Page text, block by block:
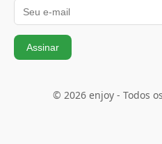
Assinar
© 2026 enjoy - Todos